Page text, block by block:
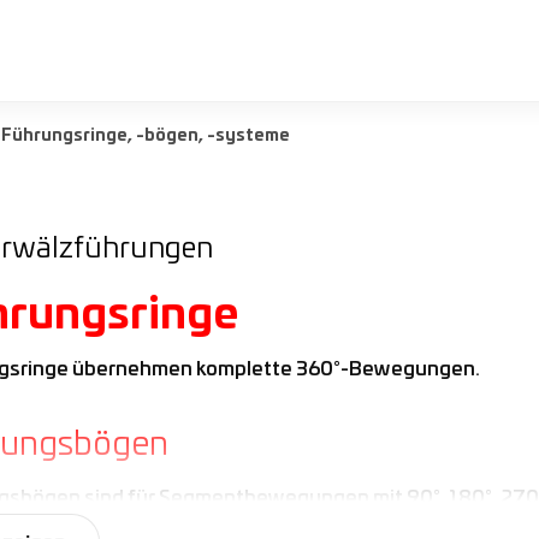
Führungsringe, -bögen, -systeme
übernehmen komplette 360°-Bewegungen.
sind für Segmentbewegungen mit 90°, 180°,